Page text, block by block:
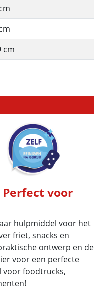
cm
voor
hulpmiddel voor het
friet, snacks en
ontwerp en de
voor een perfecte
voor foodtrucks,